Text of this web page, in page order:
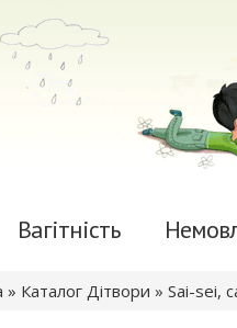
Вагітність
» Каталог Дітвори » Sаі-sei,